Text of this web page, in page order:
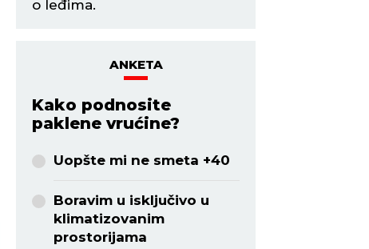
ANKETA
Kako podnosite
paklene vrućine?
Uopšte mi ne smeta +40
Boravim u isključivo u
klimatizovanim
prostorijama